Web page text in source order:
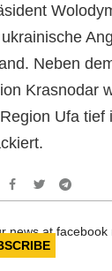
Neben
Krasnodar
Ufa tief
news at